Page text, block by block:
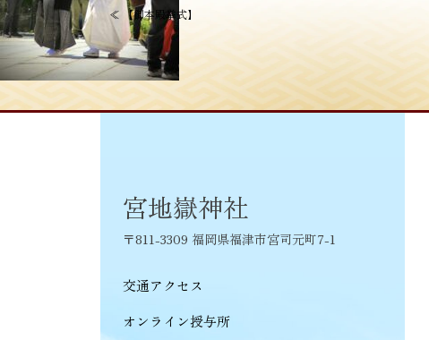
投
稿
ナ
ビ
シ
ョ
ン
≪ 【御本殿挙式】
宮地嶽神社
〒811-3309 福岡県福津市宮司元町7-1
交通アクセス
オンライン授与所